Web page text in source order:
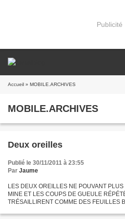
Publicité
Accueil » MOBILE.ARCHIVES
MOBILE.ARCHIVES
Deux oreilles
Publié le 30/11/2011 à 23:55
Par Jaume
LES DEUX OREILLES NE POUVANT
MINE ET LES COUPS DE GUEULE
TRÉSAILLIRENT COMME DES FEUILLES
ROUTE COMME DEUX BOLIDES